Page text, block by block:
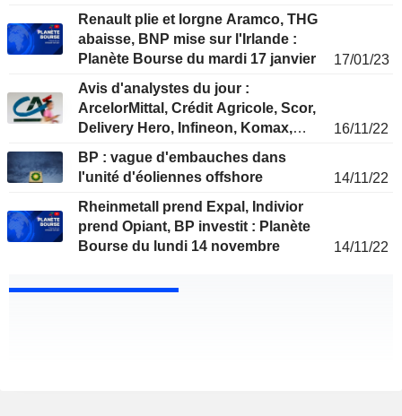
Renault plie et lorgne Aramco, THG
abaisse, BNP mise sur l'Irlande :
Planète Bourse du mardi 17 janvier
17/01/23
Avis d'analystes du jour :
ArcelorMittal, Crédit Agricole, Scor,
Delivery Hero, Infineon, Komax,
16/11/22
BP : vague d'embauches dans
l'unité d'éoliennes offshore
14/11/22
Rheinmetall prend Expal, Indivior
prend Opiant, BP investit : Planète
Bourse du lundi 14 novembre
14/11/22